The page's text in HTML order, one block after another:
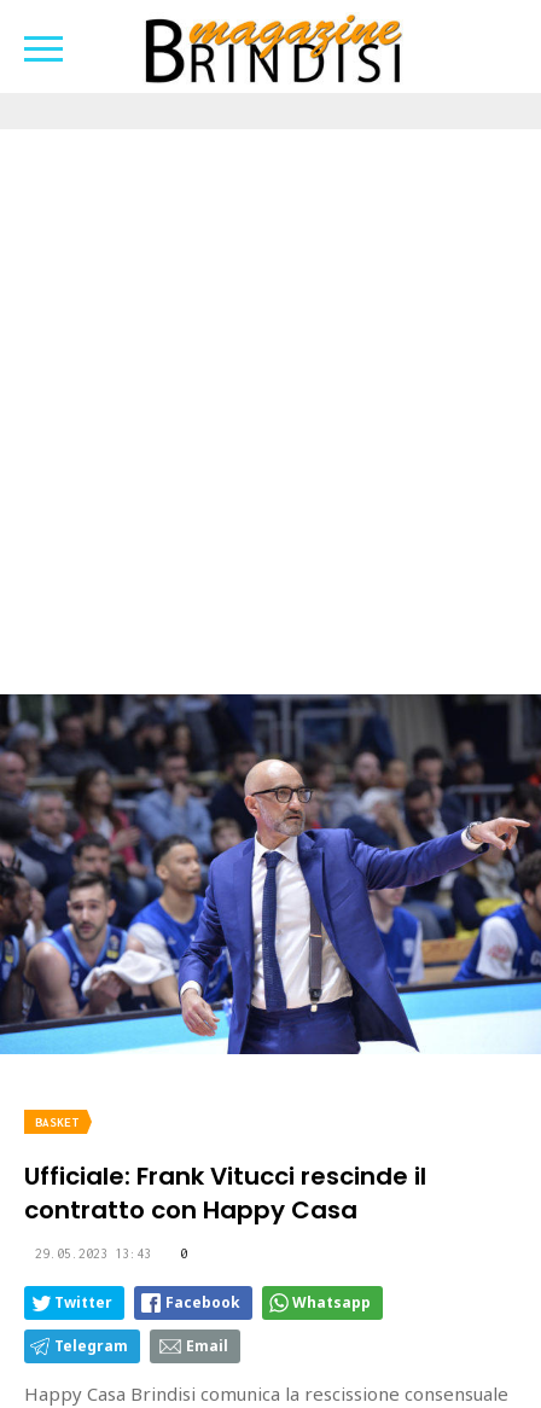
BASKET
Ufficiale: Frank Vitucci rescinde il
contratto con Happy Casa
29.05.2023 13:43 0
Twitter Facebook Whatsapp
Telegram Email
Happy Casa Brindisi comunica la rescissione consensuale